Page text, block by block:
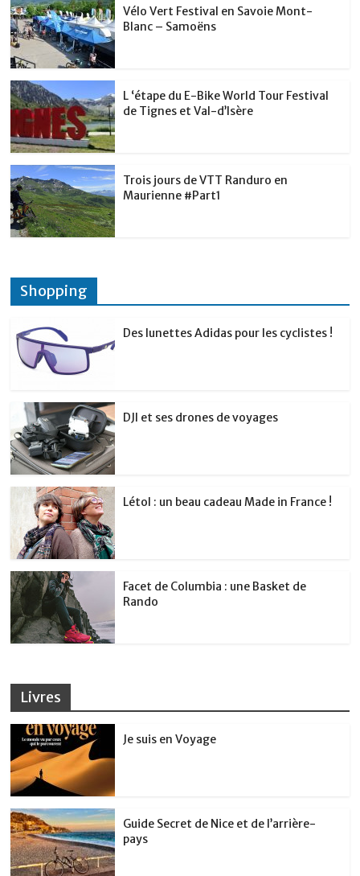
Vélo Vert Festival en Savoie Mont-
Blanc – Samoëns
L ‘étape du E-Bike World Tour Festival
de Tignes et Val-d’Isère
Trois jours de VTT Randuro en
Maurienne #Part1
Shopping
Des lunettes Adidas pour les cyclistes !
DJI et ses drones de voyages
Létol : un beau cadeau Made in France !
Facet de Columbia : une Basket de
Rando
Livres
Je suis en Voyage
Guide Secret de Nice et de l’arrière-
pays